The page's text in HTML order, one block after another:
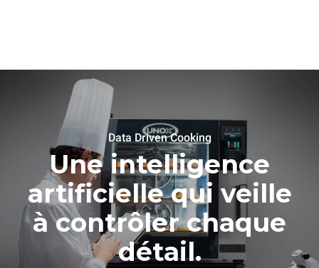
Data Driven Cooking
Une intelligence
artificielle qui veille
à contrôler chaque
détail.